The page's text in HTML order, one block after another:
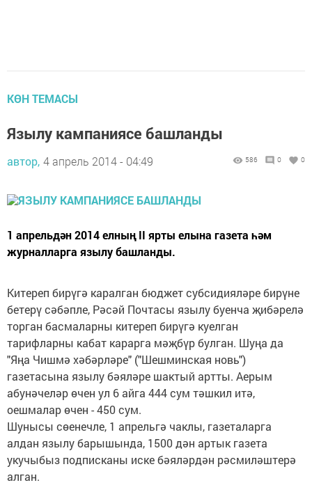
КӨН ТЕМАСЫ
Язылу кампаниясе башланды
автор, 4 апрель 2014 - 04:49 586 0 0
1 апрельдән 2014 елның II ярты елына газета һәм
журналларга язылу башланды.
Китереп бирүгә каралган бюджет субсидияләре бирүне
бетерү сәбәпле, Рәсәй Почтасы язылу буенча җибәрелә
торган басмаларны китереп бирүгә куелган
тарифларны кабат карарга мәҗбүр булган. Шуңа да
"Яңа Чишмә хәбәрләре" ("Шешминская новь")
газетасына язылу бәяләре шактый артты. Аерым
абунәчеләр өчен ул 6 айга 444 сум тәшкил итә,
оешмалар өчен - 450 сум.
Шунысы сөенечле, 1 апрельгә чаклы, газеталарга
алдан язылу барышында, 1500 дән артык газета
укучыбыз подписканы иске бәяләрдән рәсмиләштерә
алган.